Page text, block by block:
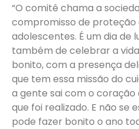
“O comitê chama a
compromisso de proteção
adolescentes. É um dia de
também de celebrar a
bonito, com a presença
que tem essa missão do
a gente sai com o
que foi realizado. E não se
pode fazer bonito o ano